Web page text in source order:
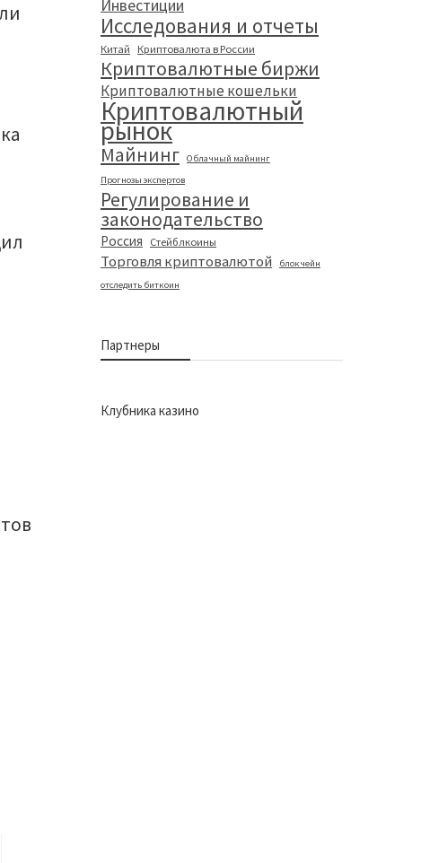
Инвестиции
Исследования и отчеты
Китай Криптовалюта в России
Криптовалютные биржи
Криптовалютные кошельки
Криптовалютный
рынок
Майнинг
Облачный майнинг
Прогнозы экспертов
Регулирование и
законодательство
Россия Стейблкоины
Торговля криптовалютой
блокчейн
отследить биткоин
Партнеры
Клубника казино